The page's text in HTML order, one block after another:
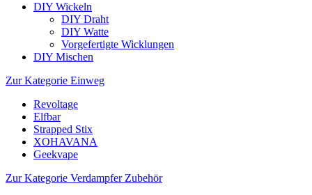
DIY Wickeln
DIY Draht
DIY Watte
Vorgefertigte Wicklungen
DIY Mischen
Zur Kategorie Einweg
Revoltage
Elfbar
Strapped Stix
XOHAVANA
Geekvape
Zur Kategorie Verdampfer Zubehör